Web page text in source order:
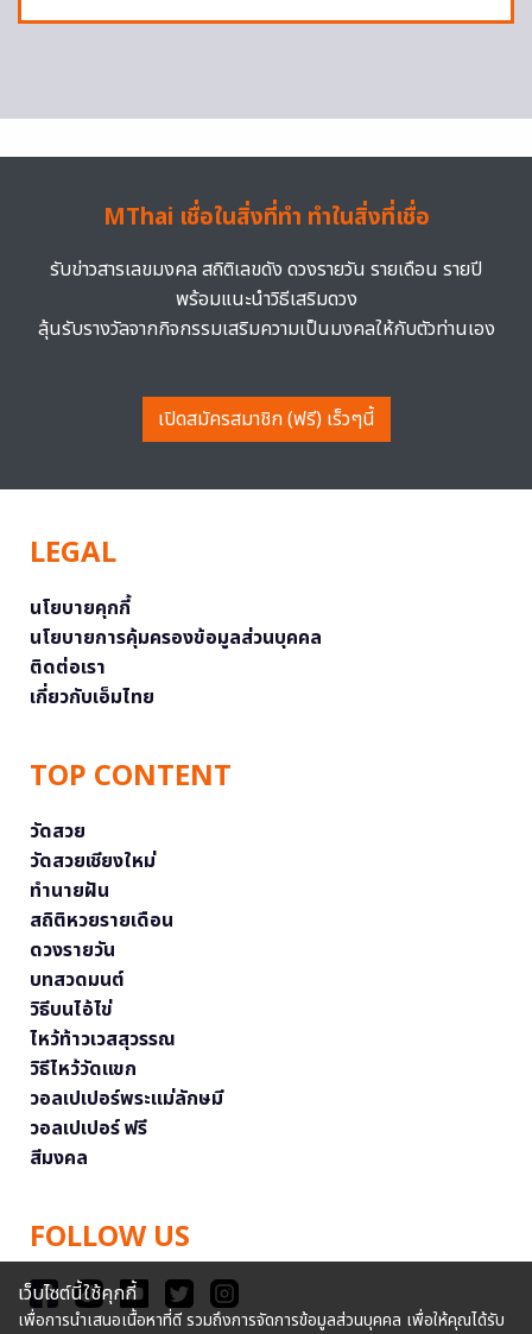
MThai เชื่อในสิ่งที่ทำ ทำในสิ่งที่เชื่อ
รับข่าวสารเลขมงคล สถิติเลขดัง ดวงรายวัน รายเดือน รายปี
พร้อมแนะนำวิธีเสริมดวง
ลุ้นรับรางวัลจากกิจกรรมเสริมความเป็นมงคลให้กับตัวท่านเอง
เปิดสมัครสมาชิก (ฟรี) เร็วๆนี้
LEGAL
นโยบายคุกกี้
นโยบายการคุ้มครองข้อมูลส่วนบุคคล
ติดต่อเรา
เกี่ยวกับเอ็มไทย
TOP CONTENT
วัดสวย
วัดสวยเชียงใหม่
ทำนายฝัน
สถิติหวยรายเดือน
ดวงรายวัน
บทสวดมนต์
วิธีบนไอ้ไข่
ไหว้ท้าวเวสสุวรรณ
วิธีไหว้วัดแขก
วอลเปเปอร์พระแม่ลักษมี
วอลเปเปอร์ ฟรี
สีมงคล
FOLLOW US
เว็บไซต์นี้ใช้คุกกี้
เพื่อการนำเสนอเนื้อหาที่ดี รวมถึงการจัดการข้อมูลส่วนบุคคล เพื่อให้คุณได้รับ